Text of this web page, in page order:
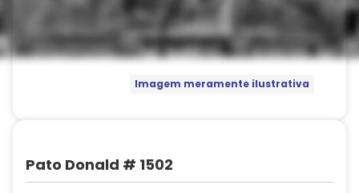
Imagem meramente ilustrativa
Pato Donald # 1502